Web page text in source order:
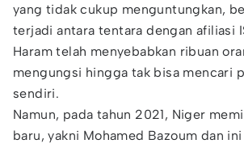
yang tidak cukup menguntungkan,
terjadi antara tentara dengan afiliasi
Haram telah menyebabkan ribuan
mengungsi hingga tak bisa mencari
sendiri.
Namun, pada tahun 2021, Niger
baru, yakni Mohamed Bazoum dan